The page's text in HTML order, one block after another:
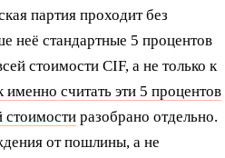
партия проходит без
стандартные 5 процентов
стоимости CIF, а не только к
именно считать эти 5 процентов
разобрано отдельно.
от пошлины, а не